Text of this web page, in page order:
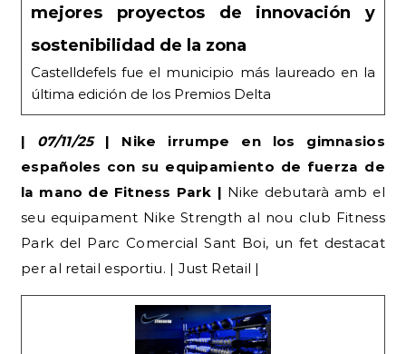
mejores proyectos de innovación y
sostenibilidad de la zona
Castelldefels fue el municipio más laureado en la
última edición de los Premios Delta
| 07/11/25| Nike irrumpe en los gimnasios
españoles con su equipamiento de fuerza de
la mano de Fitness Park | Nike debutarà amb el
seu equipament Nike Strength al nou club Fitness
Park del Parc Comercial Sant Boi, un fet destacat
per al retail esportiu. | Just Retail |